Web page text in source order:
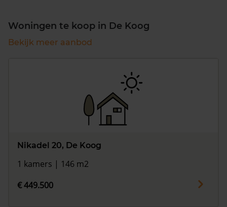
Woningen te koop in De Koog
Bekijk meer aanbod
Nikadel 20, De Koog
1 kamers | 146 m2
€ 449.500